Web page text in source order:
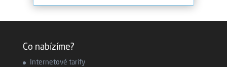
Co nabízíme?
Internetové tarify